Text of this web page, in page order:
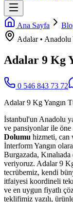
Ana Sayfa
Adalar• Anadolu
Adalar 9 Kg
0 546 843 73 72
Adalar 9 Kg Yangın
İstanbul'un Anadolu
ve pansiyonlar ile
Dolumu hizmeti, can
İnterform Yangın
Burgazada,
veriyoruz. Adalar 9
tecrübemiz, kendi
itfaiyesi koordineli
ve en uygun fiyatlı
teklifimiz yazılı,